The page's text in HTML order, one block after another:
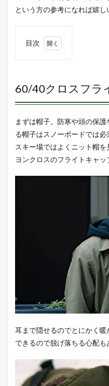
という方の参考になれば嬉し
目次
スフ
ライ
トキ
プ
2
SOLOTEX
AERO
CAPSULE
GLOVE
60/40クロスフラ
まずは帽子。防寒や頭の保
る帽子はスノーボードでは必
スキー場ではよくニット帽
ヨンクロスのフライトキャッ
耳まで隠せるのでとにかく
できるので脱げ落ちる心配も